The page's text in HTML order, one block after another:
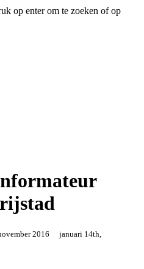
op enter om te zoeken of op
2016
januari 14th,